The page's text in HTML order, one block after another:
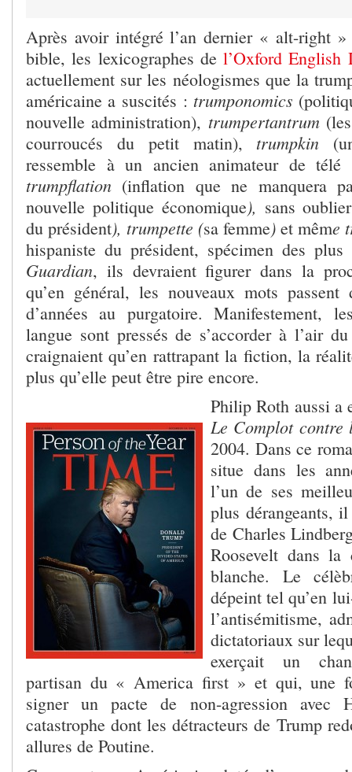
Après avoir intégré l’an dernier « alt-right
bible, les lexicographes del’Oxford English
actuellement sur les néologismes que la
américaine a suscités : trumponomics
nouvelle administration), trumpertantrum
courroucés du petit matin), trumpkin
ressemble à un ancien animateur de télé
trumpflation (inflation que ne manquera
nouvelle politique économique), sans oublier
du président), trumpette (sa femme) et même
hispaniste du président, spécimen des
Guardian, ils devraient figurer dans la
qu’en général, les nouveaux mots passent
d’années au purgatoire. Manifestement,
langue sont pressés de s’accorder à l’air
craignaient qu’en rattrapant la fiction, la
plus qu’elle peut être pire encore.
Philip Roth aussi a
Le Complot contre
2004. Dans ce
situe dans les
l’un de ses
plus dérangeants,
de Charles
Roosevelt dans
blanche. Le
dépeint tel qu’en
l’antisémitisme,
dictatoriaux sur
exerçait un
partisan du « America first » et qui, une
signer un pacte de non-agression avec
catastrophe dont les détracteurs de Trump
allures de Poutine.